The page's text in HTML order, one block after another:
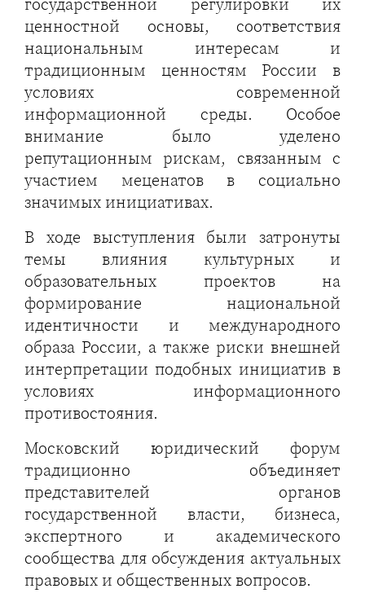
ценностной основы, соответствия
национальным интересам и
традиционным ценностям России в
условиях современной
информационной среды. Особое
внимание было уделено
репутационным рискам, связанным с
участием меценатов в социально
значимых инициативах.
В ходе выступления были затронуты
темы влияния культурных и
образовательных проектов на
формирование национальной
идентичности и международного
образа России, а также риски внешней
интерпретации подобных инициатив в
условиях информационного
противостояния.
Московский юридический форум
традиционно объединяет
представителей органов
государственной власти, бизнеса,
экспертного и академического
сообщества для обсуждения актуальных
правовых и общественных вопросов.